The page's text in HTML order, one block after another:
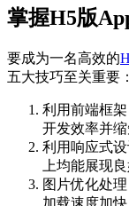
掌握H5版
要成为一名高效的
五大技巧至关重要：
利用前端框架
开发效率并缩
利用响应式
上均能展现
图片优化处
加载速度加快